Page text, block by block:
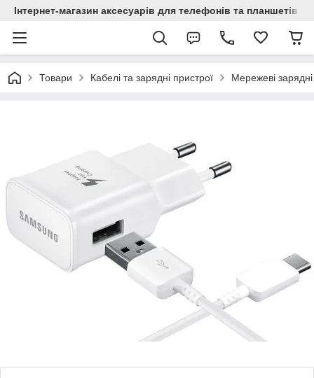
Інтернет-магазин аксесуарів для телефонів та планшетів
Товари Кабелі та зарядні пристрої Мережеві